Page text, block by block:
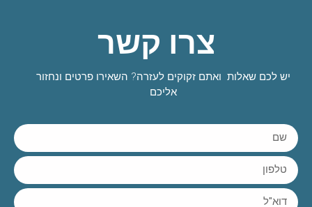
צרו קשר
יש לכם שאלות ואתם זקוקים לעזרה? השאירו פרטים ונחזור
אליכם